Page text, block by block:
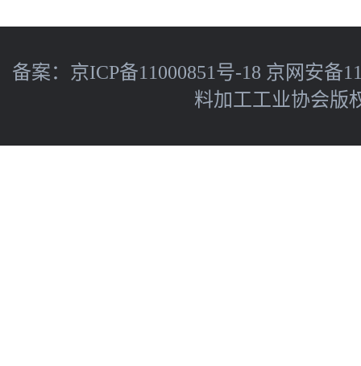
备案： 京ICP备11000851号-18 京网安备
料加工工业协会版